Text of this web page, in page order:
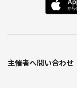
主催者へ問い合わせ